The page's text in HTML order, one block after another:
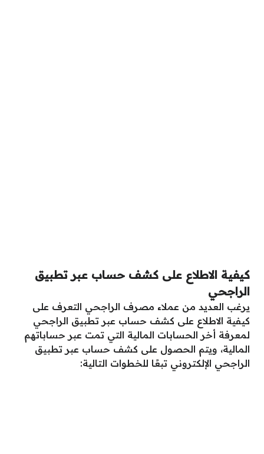
كيفية الاطلاع على كشف حساب عبر تطبيق
الراجحي
يرغب العديد من عملاء مصرف الراجحي التعرف على
كيفية الاطلاع على كشف حساب عبر تطبيق الراجحي
لمعرفة أخر الحسابات المالية التي تمت عبر حساباتهم
المالية، ويتم الحصول على كشف حساب عبر تطبيق
الراجحي الإلكتروني تبعًا للخطوات التالية: